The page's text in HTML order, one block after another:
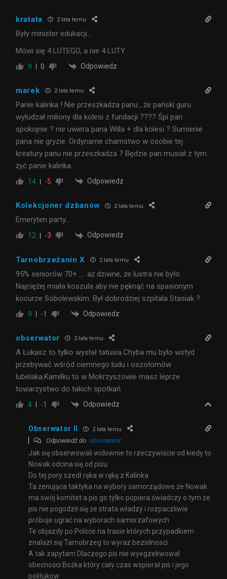
kratata 2 lata temu
Były minister edukacji…
Mówi się 4 LUTEGO, a nie 4 LUTY
9 0 Odpowiedz
marek 2 lata temu
Panie kalinka ! Nie przeszkadza panu , że pański guru
wyłudzał miliony dla kolesi z fundacji ???? Śpi pan
spokojnie ? nie uwiera pana Willa + dla kolesi ? Sumienie
pana nie gryzie. Ordynarne chamstwo w osobie tej
kreatury panu nie przeszkadza ? Będzie pan musiał z tym
żyć panie kalinka.
14 -5 Odpowiedz
Kolekcjoner dzbanów 2 lata temu
Emeryten party…
12 -3 Odpowiedz
Tarnobrzeżanin X 2 lata temu
95% seniorów 70+ …. aż dziwne, że lustra nie było.
Najciężej miała koszula aby nie pęknąć na spasionym
kocurze Sobolewskim. Był dobrodziej szpitala Stasiak ?
9 -1 Odpowiedz
obserwator 2 lata temu
A Łukasz to tylko wysłał tatusia.Chyba mu było wstyd
przebywać wśród ciemnego ludu i oszołomów
lubelaka.Kamilku to w Mokrzyszowie masz leprze
towarzystwo do takich spotkań.
4 -1 Odpowiedz
Obserwator II 2 lata temu
Odpowiedź do obserwator
Jak się obserwowali widownie to rzeczywiście od kiedy to
Nowak odcina się od pisu
Do tej pory szedł ręka w rękę z Kalinka
Ta żenująca taktyka na wybory samorządowe że Nowak
ma swój komitet a pis go tylko popiera świadczy o tym że
pis nie pogodził się że strata władzy i rozpaczliwie
próbuje ugrać na wyborach samorzafowych
Te objazdy po Polsce na trasie których przypadkiem
znalazł się Tarnobrzeg to wyraz bezsilnosci
A tak zapytam Dlaczego pis nie wyegzekwowal
obecności Bożka który cały czas wspierał pis i jego
politukow